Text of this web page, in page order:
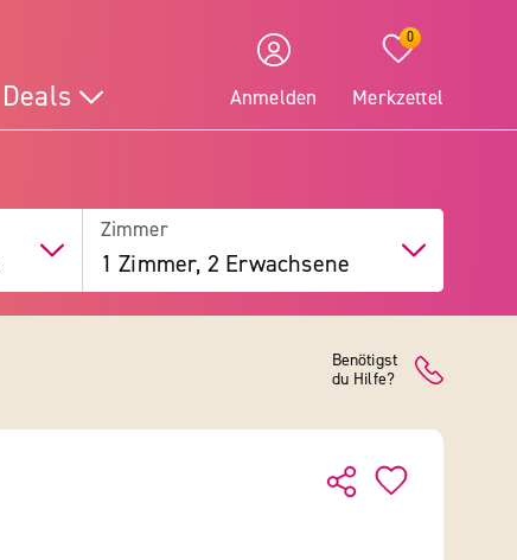
Deals Anmelden
0
Merkzettel
Zimmer
1 Zimmer, 2 Erwachsene
Benötigst
du Hilfe?